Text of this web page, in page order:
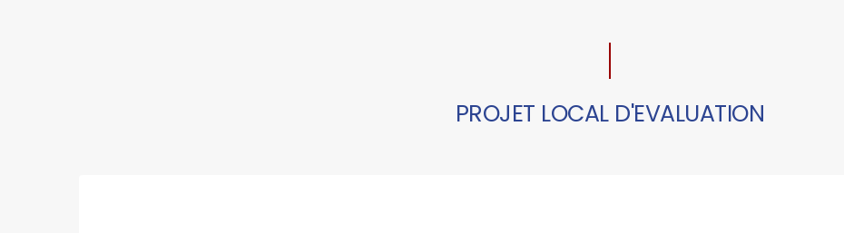
PROJET LOCAL D'EVALUATION